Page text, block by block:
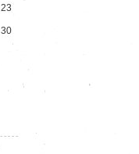
23
30